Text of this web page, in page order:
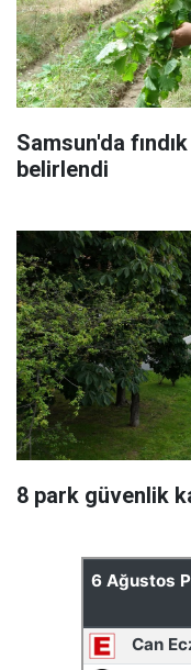
Samsun'da
belirlendi
8 park güvenlik